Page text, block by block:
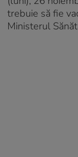
trebuie să fie
Ministerul